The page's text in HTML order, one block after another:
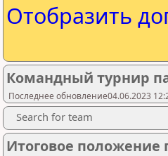
Отобразить
Командный турнир
Последнее обновление04.06.2023
Search for team
Итоговое положение